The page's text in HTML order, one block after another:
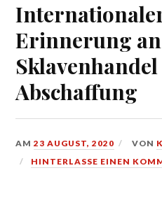
Erinnerung
Abschaffung
AM23 AUGUST, 2020 VON
HINTERLASSE EINEN